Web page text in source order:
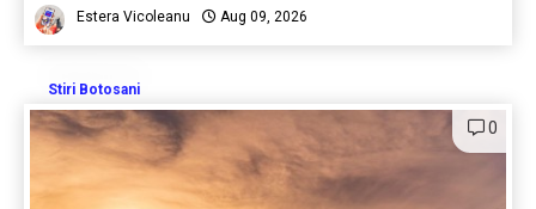
Estera Vicoleanu Aug 09, 2026
Stiri Botosani
0